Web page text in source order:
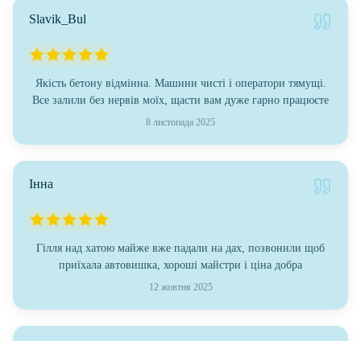
Slavik_Bul
Якість бетону відмінна. Машини чисті і оператори тямущі.
Все залили без нервів моїх, щасти вам дуже гарно працюєте
8 листопада 2025
Інна
Гілля над хатою майже вже падали на дах, позвонили щоб
приїхала автовишка, хороші майстри і ціна добра
12 жовтня 2025